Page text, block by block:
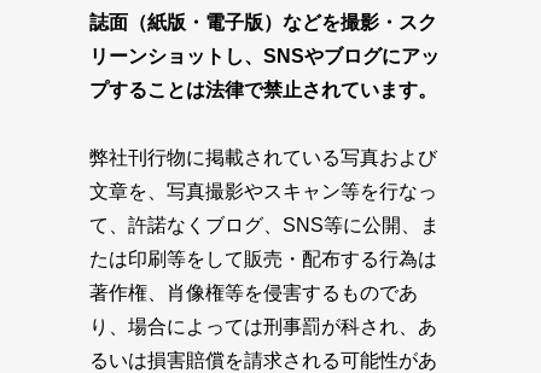
誌面（紙版・電子版）などを撮影・スク
リーンショットし、SNSやブログにアッ
プすることは法律で禁止されています。
弊社刊行物に掲載されている写真および
文章を、写真撮影やスキャン等を行なっ
て、許諾なくブログ、SNS等に公開、ま
たは印刷等をして販売・配布する行為は
著作権、肖像権等を侵害するものであ
り、場合によっては刑事罰が科され、あ
るいは損害賠償を請求される可能性があ